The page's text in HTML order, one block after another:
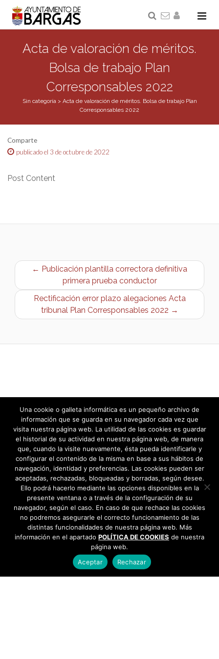
Acta de valoración de méritos.
Bolsa de trabajo Plan
Corresponsables 2022
Sin categoría> Acta de valoración de méritos. Bolsa de trabajo Plan
Corresponsables 2022
Comparte
publicado el 3 de octubre de 2022
Post Content
← Publicación plantilla correctora definitiva
primera prueba conductor
Rectificación error plazo alegaciones Acta
tribunal Plan Corresponsables 2022 →
Una cookie o galleta informática es un pequeño archivo de
información que se guarda en su navegador cada vez que
visita nuestra página web. La utilidad de las cookies es guardar
el historial de su actividad en nuestra página web, de manera
que, cuando la visite nuevamente, ésta pueda identificarle y
configurar el contenido de la misma en base a sus hábitos de
navegación, identidad y preferencias. Las cookies pueden ser
aceptadas, rechazadas, bloqueadas y borradas, según desee.
Ello podrá hacerlo mediante las opciones disponibles en la
presente ventana o a través de la configuración de su
navegador, según el caso. En caso de que rechace las cookies
no podremos asegurarle el correcto funcionamiento de las
distintas funcionalidades de nuestra página web. Más
información en el apartado POLÍTICA DE COOKIES de nuestra
página web.
Aceptar
Rechazar